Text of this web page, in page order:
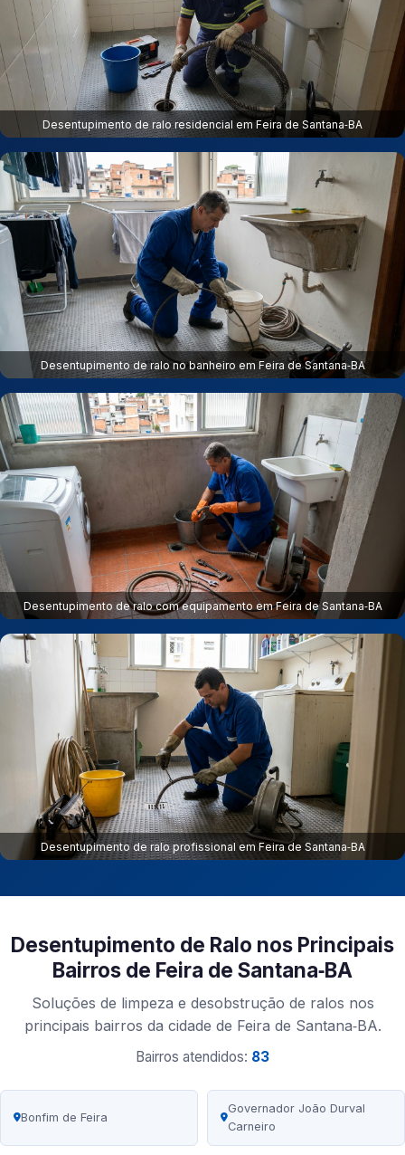
Desentupimento de ralo residencial em Feira de Santana‑BA
Desentupimento de ralo no banheiro em Feira de Santana‑BA
Desentupimento de ralo com equipamento em Feira de Santana‑BA
Desentupimento de ralo profissional em Feira de Santana‑BA
Desentupimento de Ralo nos Principais
Bairros de Feira de Santana‑BA
Soluções de limpeza e desobstrução de ralos nos
principais bairros da cidade de Feira de Santana‑BA.
Bairros atendidos: 83
Bonfim de Feira
Governador João Durval
Carneiro